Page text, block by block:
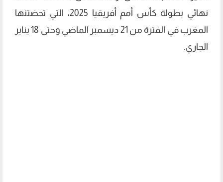
نهائي بطولة كأس أمم أفريقيا 2025، التي تحضتنها
المغرب في الفترة من 21 ديسمبر الماضي وحتى 18 يناير
الجاري.